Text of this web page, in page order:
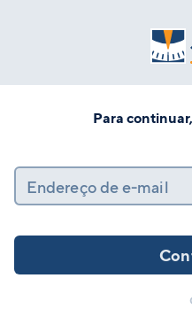
Para
Endereço de e-mail